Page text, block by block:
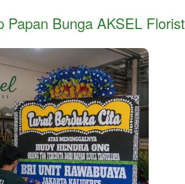
Papan Bunga AKSEL Florist